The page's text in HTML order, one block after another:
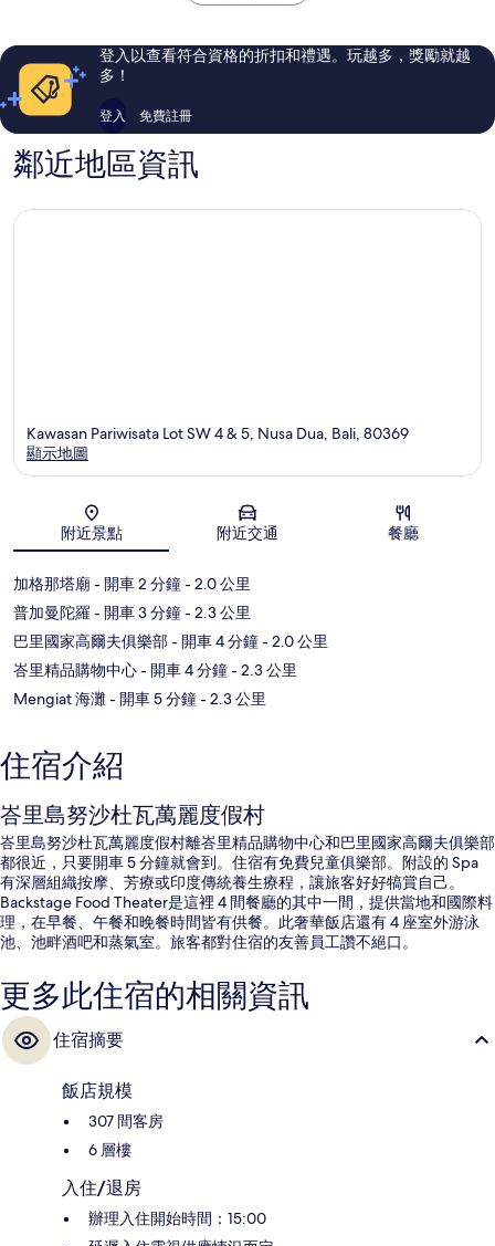
論
發
展
論
登入以查看符合資格的折扣和禮遇。玩越多，獎勵就越
多！
登入 免費註冊
鄰近地區資訊
地圖
Kawasan Pariwisata Lot SW 4 & 5, Nusa Dua, Bali, 80369
顯示地圖
附近景點 附近交通 餐廳
加格那塔廟 - 開車 2 分鐘- 2.0 公里
普加曼陀羅- 開車 3 分鐘- 2.3 公里
巴里國家高爾夫俱樂部- 開車 4 分鐘- 2.0 公里
峇里精品購物中心- 開車 4 分鐘- 2.3 公里
Mengiat 海灘- 開車 5 分鐘- 2.3 公里
住宿介紹
峇里島努沙杜瓦萬麗度假村
峇里島努沙杜瓦萬麗度假村離峇里精品購物中心和巴里國家高爾夫俱樂部
都很近，只要開車 5 分鐘就會到。住宿有免費兒童俱樂部。附設的 Spa
有深層組織按摩、芳療或印度傳統養生療程，讓旅客好好犒賞自己。
Backstage Food Theater是這裡 4 間餐廳的其中一間，提供當地和國際料
理，在早餐、午餐和晚餐時間皆有供餐。此奢華飯店還有 4 座室外游泳
池、池畔酒吧和蒸氣室。旅客都對住宿的友善員工讚不絕口。
更多此住宿的相關資訊
住宿摘要
飯店規模
307 間客房
6 層樓
入住/退房
辦理入住開始時間：15:00